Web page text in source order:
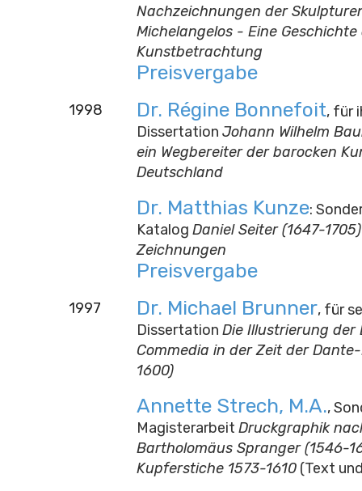
Nachzeichnungen der
Michelangelos - Eine Geschichte
Kunstbetrachtung
Preisvergabe
1998 Dr. Régine Bonnefoit, für
Dissertation Johann Wilhelm
ein Wegbereiter der barocken
Deutschland
Dr. Matthias Kunze:
Katalog Daniel Seiter (1647-
Zeichnungen
Preisvergabe
1997 Dr. Michael Brunner, für
Dissertation Die Illustrierung der
Commedia in der Zeit der
1600)
Annette Strech, M.A.,
Magisterarbeit Druckgraphik
Bartholomäus Spranger (1546-
Kupferstiche 1573-1610(Text